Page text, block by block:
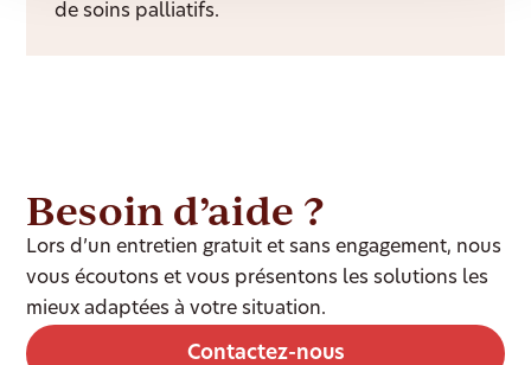
de soins palliatifs.
Besoin d’aide ?
Lors d’un entretien gratuit et sans engagement, nous
vous écoutons et vous présentons les solutions les
mieux adaptées à votre situation.
Contactez-nous